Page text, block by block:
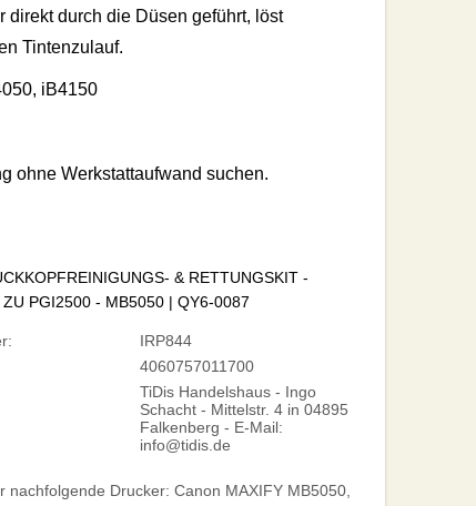
direkt durch die Düsen geführt, löst
Tintenzulauf.
iB4150
ohne Werkstattaufwand suchen.
& RETTUNGSKIT -
ZU PGI2500 - MB5050 | QY6-0087
IRP844
4060757011700
TiDis Handelshaus - Ingo
Schacht - Mittelstr. 4 in 04895
Falkenberg - E-Mail:
info@tidis.de
nachfolgende Drucker: Canon MAXIFY MB5050,